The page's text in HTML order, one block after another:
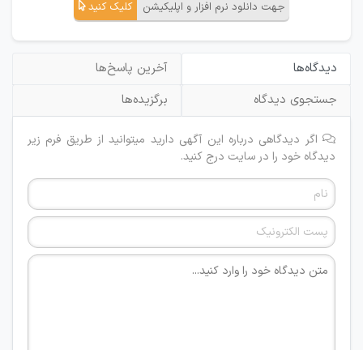
جهت دانلود نرم افزار و اپلیکیشن کلیک کنید
دیدگاه‌ها
آخرین پاسخ‌ها
جستجوی دیدگاه
برگزیده‌ها
اگر دیدگاهی درباره این آگهی دارید میتوانید از طریق فرم زیر
دیدگاه خود را در سایت درج کنید.